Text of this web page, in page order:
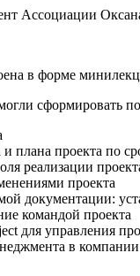
Ассоциации
в форме
сформировать
и плана проекта по
реализации
проекта
документации:
командой проекта
для управления
в